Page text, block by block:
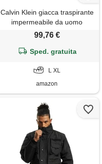
Calvin Klein giacca traspirante
impermeabile da uomo
highland - marina - l
99,76 €
Sped. gratuita
L XL
amazon